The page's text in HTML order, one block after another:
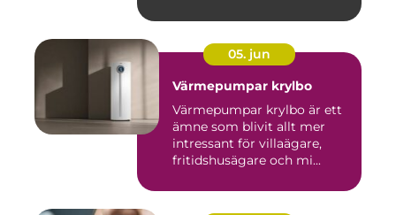
05. jun
Värmepumpar krylbo
Värmepumpar krylbo är ett
ämne som blivit allt mer
intressant för villaägare,
fritidshusägare och mi...